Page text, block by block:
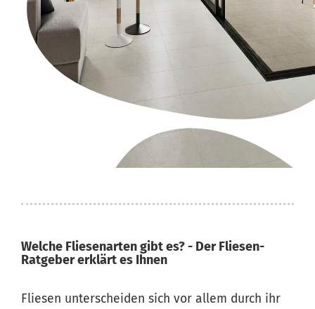
Welche Fliesenarten gibt es? - Der Fliesen-
Ratgeber erklärt es Ihnen
Fliesen unterscheiden sich vor allem durch ihr